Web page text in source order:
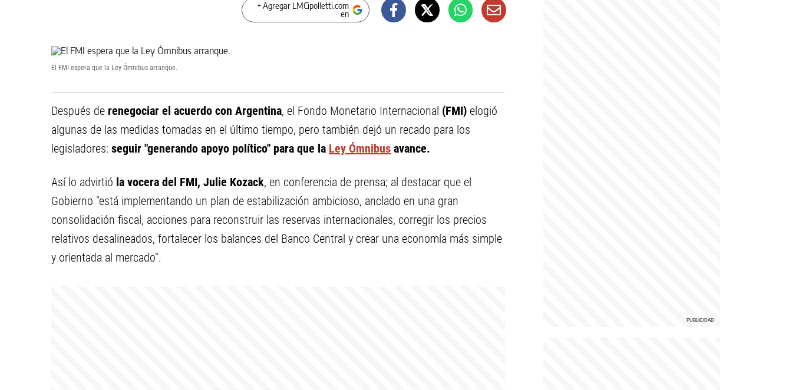
+ Agregar LMCipolletti.com
en
El FMI espera que la Ley Ómnibus arranque.
Después de renegociar el acuerdo con Argentina, el Fondo Monetario Internacional (FMI) elogió
algunas de las medidas tomadas en el último tiempo, pero también dejó un recado para los
legisladores: seguir "generando apoyo político" para que la Ley Ómnibus avance.
Así lo advirtió la vocera del FMI, Julie Kozack, en conferencia de prensa; al destacar que el
Gobierno "está implementando un plan de estabilización ambicioso, anclado en una gran
consolidación fiscal, acciones para reconstruir las reservas internacionales, corregir los precios
relativos desalineados, fortalecer los balances del Banco Central y crear una economía más simple
y orientada al mercado".